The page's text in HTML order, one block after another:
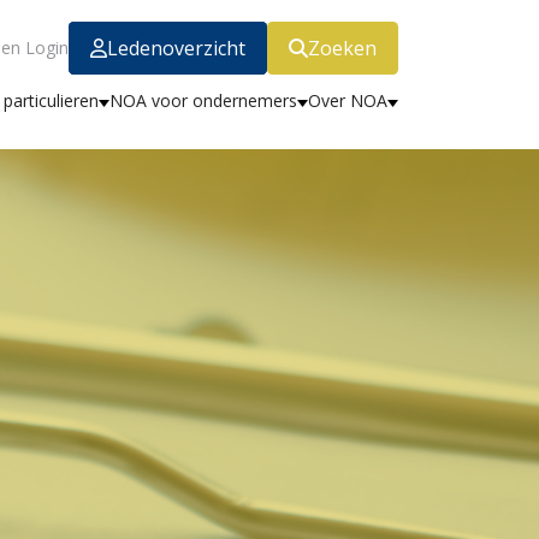
Login Ledenoverzicht Zoeken
NOA voor ondernemers Over NOA